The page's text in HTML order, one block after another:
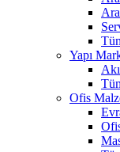
Yapı
Ofis